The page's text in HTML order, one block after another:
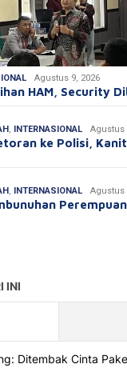
Agustus 9, 2026
HAM, Security
, INTERNASIONAL Agustus
ke Polisi,
, INTERNASIONAL Agustus